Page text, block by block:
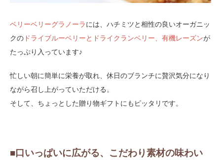
ベリーベリーグラノーラには、ハチミツと相性の良いオーガニッ
クの ドライブルーベリーとドライクランベリー、有機レーズンが
たっぷり入っています♪
忙しい朝に簡単に栄養が取れ、休日のブランチに贅沢気分になり
ながら召し上がっていただける。
そして、ちょっとした贈り物ギフトにもピッタリです。
■口いっぱいに広がる、こだわり素材の味わい